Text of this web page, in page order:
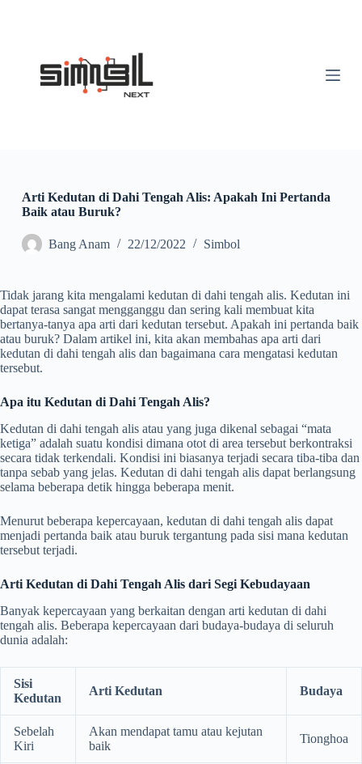
Arti Kedutan di Dahi Tengah Alis: Apakah Ini Pertanda
Baik atau Buruk?
Bang Anam 22/12/2022 Simbol
Tidak jarang kita mengalami kedutan di dahi tengah alis. Kedutan ini
dapat terasa sangat mengganggu dan sering kali membuat kita
bertanya-tanya apa arti dari kedutan tersebut. Apakah ini pertanda baik
atau buruk? Dalam artikel ini, kita akan membahas apa arti dari
kedutan di dahi tengah alis dan bagaimana cara mengatasi kedutan
tersebut.
Apa itu Kedutan di Dahi Tengah Alis?
Kedutan di dahi tengah alis atau yang juga dikenal sebagai “mata
ketiga” adalah suatu kondisi dimana otot di area tersebut berkontraksi
secara tidak terkendali. Kondisi ini biasanya terjadi secara tiba-tiba dan
tanpa sebab yang jelas. Kedutan di dahi tengah alis dapat berlangsung
selama beberapa detik hingga beberapa menit.
Menurut beberapa kepercayaan, kedutan di dahi tengah alis dapat
menjadi pertanda baik atau buruk tergantung pada sisi mana kedutan
tersebut terjadi.
Arti Kedutan di Dahi Tengah Alis dari Segi Kebudayaan
Banyak kepercayaan yang berkaitan dengan arti kedutan di dahi
tengah alis. Beberapa kepercayaan dari budaya-budaya di seluruh
dunia adalah:
Sisi
Kedutan
Arti Kedutan Budaya
Sebelah
Kiri
Akan mendapat tamu atau kejutan
baik
Tionghoa